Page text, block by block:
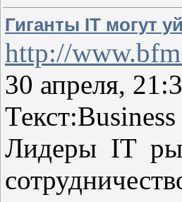
Гиганты IT могут
http://
30 апреля,
Лидеры IT